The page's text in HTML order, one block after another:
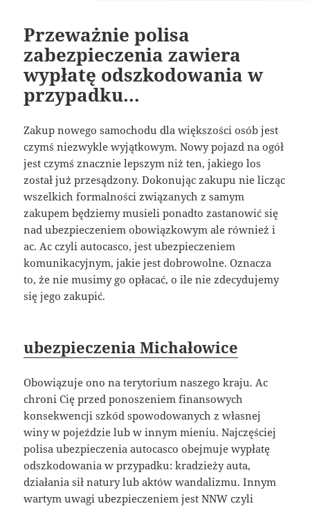
Przeważnie polisa
zabezpieczenia zawiera
wypłatę odszkodowania w
przypadku…
Zakup nowego samochodu dla większości osób jest
czymś niezwykle wyjątkowym. Nowy pojazd na ogół
jest czymś znacznie lepszym niż ten, jakiego los
został już przesądzony. Dokonując zakupu nie licząc
wszelkich formalności związanych z samym
zakupem będziemy musieli ponadto zastanowić się
nad ubezpieczeniem obowiązkowym ale również i
ac. Ac czyli autocasco, jest ubezpieczeniem
komunikacyjnym, jakie jest dobrowolne. Oznacza
to, że nie musimy go opłacać, o ile nie zdecydujemy
się jego zakupić.
ubezpieczenia Michałowice
Obowiązuje ono na terytorium naszego kraju. Ac
chroni Cię przed ponoszeniem finansowych
konsekwencji szkód spowodowanych z własnej
winy w pojeździe lub w innym mieniu. Najczęściej
polisa ubezpieczenia autocasco obejmuje wypłatę
odszkodowania w przypadku: kradzieży auta,
działania sił natury lub aktów wandalizmu. Innym
wartym uwagi ubezpieczeniem jest NNW czyli